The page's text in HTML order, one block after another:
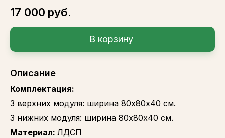
17 000 руб.
В корзину
Описание
Комплектация:
3 верхних модуля: ширина 80х80х40 см.
3 нижних модуля: ширина 80х80х40 см.
Материал: ЛДСП